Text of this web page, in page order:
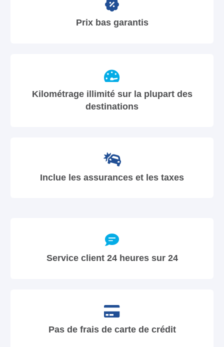
Prix bas garantis
Kilométrage illimité sur la plupart des
destinations
Inclue les assurances et les taxes
Service client 24 heures sur 24
Pas de frais de carte de crédit